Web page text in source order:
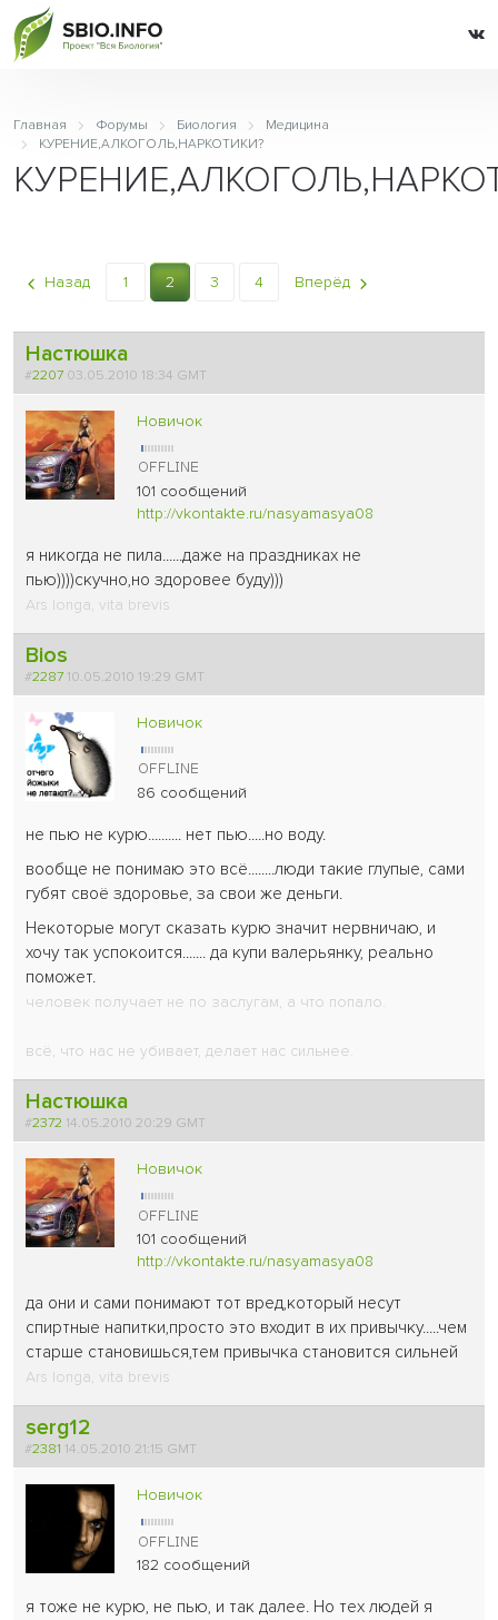
Главная Форумы Биология
Медицина
КУРЕНИЕ,АЛКОГОЛЬ,НАРКОТИКИ?
Назад 1 2 3 4 Вперёд
Настюшка
#2207 03.05.2010 18:34 GMT
Новичок
101 сообщений
http://vkontakte.ru/nasyamasya08
я никогда не пила......даже на праздниках не
пью))))скучно,но здоровее буду)))
Ars longa, vita brevis
Bios
#2287 10.05.2010 19:29 GMT
Новичок
86 сообщений
не пью не курю.......... нет пью.....но воду.
вообще не понимаю это всё........люди такие глупые, сами
губят своё здоровье, за свои же деньги.
Некоторые могут сказать курю значит нервничаю, и
хочу так успокоится....... да купи валерьянку, реально
поможет.
человек получает не по заслугам, а что попало.
всё, что нас не убивает, делает нас сильнее.
Настюшка
#2372 14.05.2010 20:29 GMT
Новичок
101 сообщений
http://vkontakte.ru/nasyamasya08
да они и сами понимают тот вред,который несут
спиртные напитки,просто это входит в их привычку.....чем
старше становишься,тем привычка становится сильней
Ars longa, vita brevis
serg12
#2381 14.05.2010 21:15 GMT
Новичок
182 сообщений
я тоже не курю, не пью, и так далее. Но тех людей я